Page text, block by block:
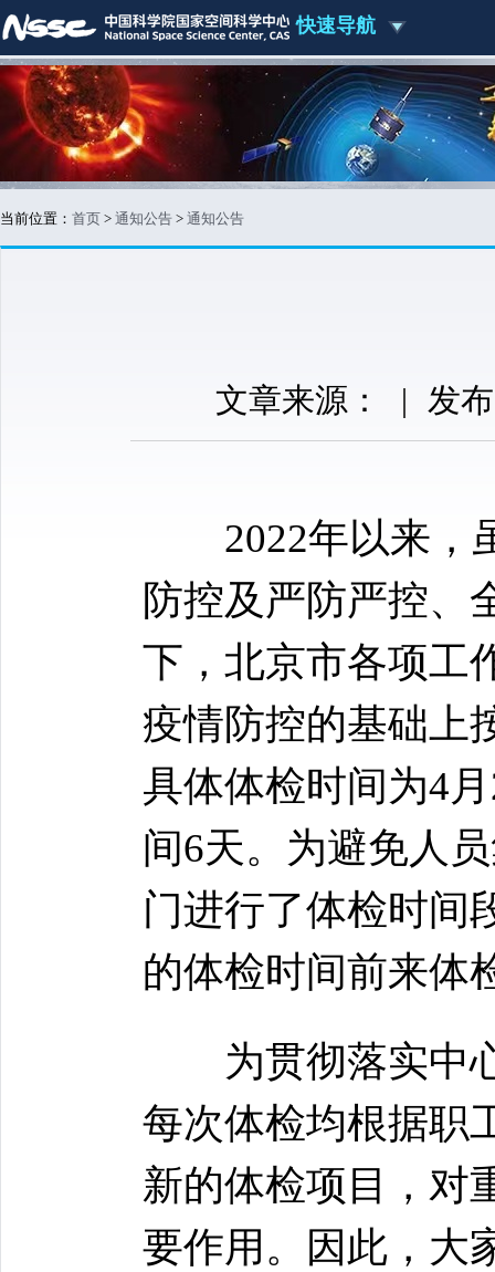
快速导航
当前位置： 首页 > 通知公告 > 通知公告
文章来源： | 发
2022年以来，虽
防控及严防严控、
下，北京市各项工
疫情防控的基础上
具体体检时间为4
间6天。为避免人
门进行了体检时间
的体检时间前来体
为贯彻落实中心
每次体检均根据职
新的体检项目，对
要作用。因此，大